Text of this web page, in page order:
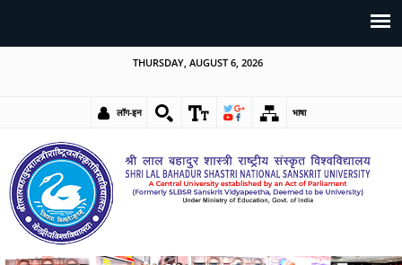
THURSDAY, AUGUST 6, 2026
लॉग-इन भाषा